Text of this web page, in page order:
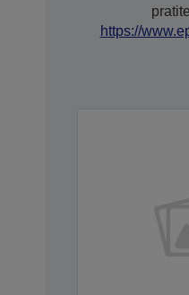
https://